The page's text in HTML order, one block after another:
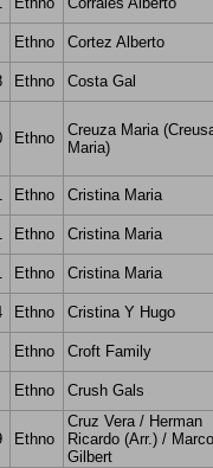
Ethno Cortez Alberto
Ethno Costa Gal
Ethno
Creuza Maria
Maria)
Ethno Cristina Maria
Ethno Cristina Maria
Ethno Cristina Maria
Ethno Cristina Y Hugo
Ethno Croft Family
Ethno Crush Gals
Ethno
Cruz Vera / Herman
Ricardo (Arr.) /
Gilbert